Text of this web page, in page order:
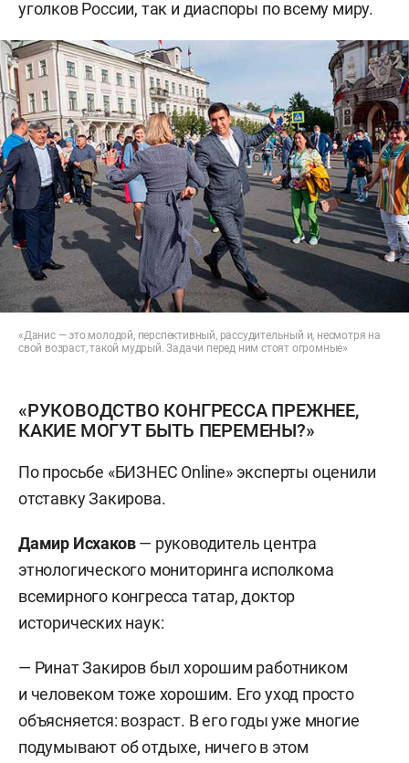
уголков России, так и диаспоры по всему миру.
«Данис — это молодой, перспективный, рассудительный и, несмотря на
свой возраст, такой мудрый. Задачи перед ним стоят огромные»
«РУКОВОДСТВО КОНГРЕССА ПРЕЖНЕЕ,
КАКИЕ МОГУТ БЫТЬ ПЕРЕМЕНЫ?»
По просьбе «БИЗНЕС Online» эксперты оценили
отставку Закирова.
Дамир Исхаков— руководитель центра
этнологического мониторинга исполкома
всемирного конгресса татар, доктор
исторических наук:
— Ринат Закиров был хорошим работником
и человеком тоже хорошим. Его уход просто
объясняется: возраст. В его годы уже многие
подумывают об отдыхе, ничего в этом